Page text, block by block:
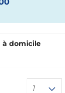
1
à domicile